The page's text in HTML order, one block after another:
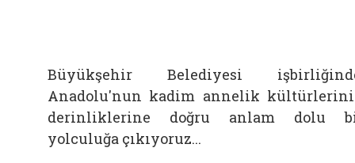
Büyükşehir Belediyesi
Anadolu'nun kadim annelik
derinliklerine doğru anlam dolu
yolculuğa çıkıyoruz...